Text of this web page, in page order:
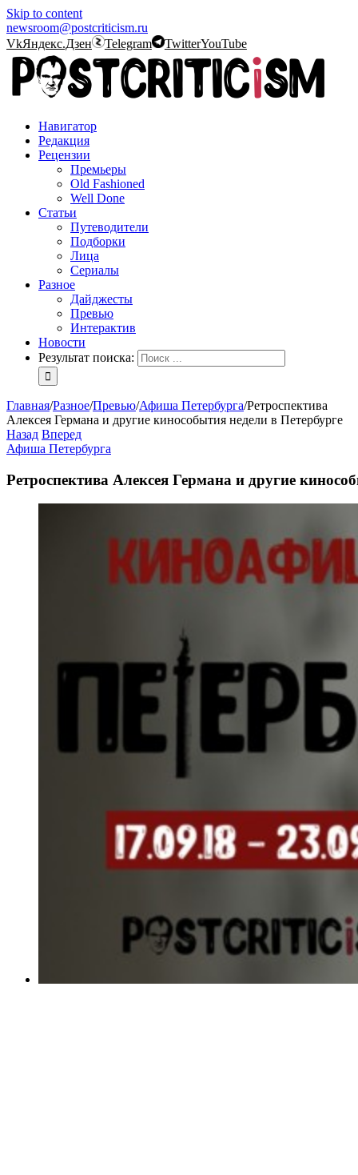
Skip to content
newsroom@postcriticism.ru
VkЯндекс.Дзен Telegram TwitterYouTube
Навигатор
Редакция
Рецензии
Премьеры
Old Fashioned
Well Done
Статьи
Путеводители
Подборки
Лица
Сериалы
Разное
Дайджесты
Превью
Интерактив
Новости
Результат поиска:
Главная/Разное/Превью/Афиша Петербурга/Ретроспектива
Алексея Германа и другие кинособытия недели в Петербурге
Назад Вперед
Афиша Петербурга
Ретроспектива Алексея Германа и другие